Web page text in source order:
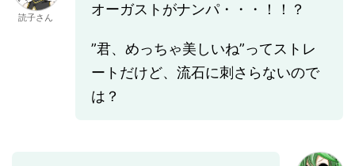
読子さん
オーガストがナンパ・・・！！？
”君、めっちゃ美しいね”ってストレ
ートだけど、流石に刺さらないので
は？